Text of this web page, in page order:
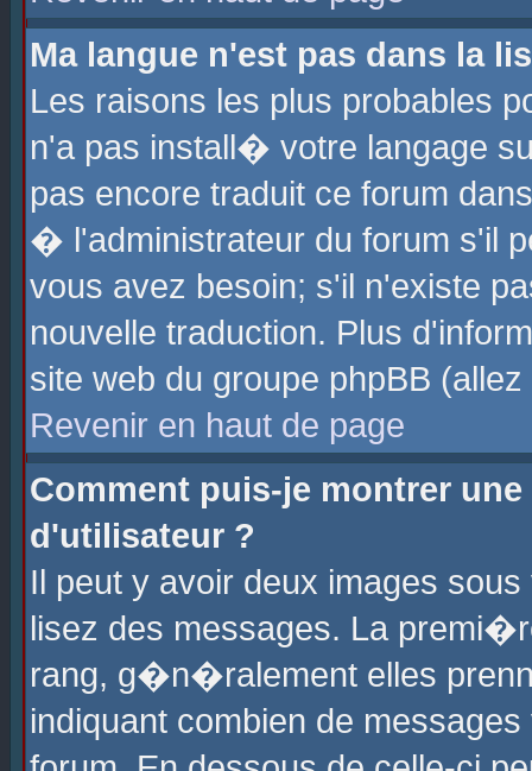
Ma langue n'est pas dans la
Les raisons les plus probables
n'a pas install� votre langage
pas encore traduit ce forum
� l'administrateur du forum s'il
vous avez besoin; s'il n'existe
nouvelle traduction. Plus
site web du groupe phpBB
Revenir en haut de page
Comment puis-je montrer
d'utilisateur ?
Il peut y avoir deux images
lisez des messages. La
rang, g�n�ralement elles
indiquant combien de